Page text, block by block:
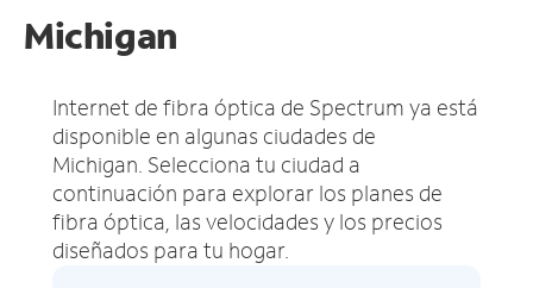
Michigan
Internet de fibra óptica de Spectrum ya está
disponible en algunas ciudades de
Michigan. Selecciona tu ciudad a
continuación para explorar los planes de
fibra óptica, las velocidades y los precios
diseñados para tu hogar.